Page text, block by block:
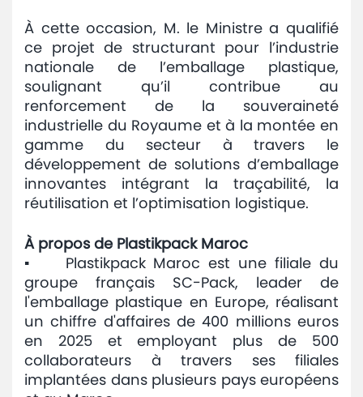
À cette occasion, M. le Ministre a qualifié
ce projet de structurant pour l’industrie
nationale de l’emballage plastique,
soulignant qu’il contribue au
renforcement de la souveraineté
industrielle du Royaume et à la montée en
gamme du secteur à travers le
développement de solutions d’emballage
innovantes intégrant la traçabilité, la
réutilisation et l’optimisation logistique.
À propos de Plastikpack Maroc
▪ Plastikpack Maroc est une filiale du
groupe français SC-Pack, leader de
l'emballage plastique en Europe, réalisant
un chiffre d'affaires de 400 millions euros
en 2025 et employant plus de 500
collaborateurs à travers ses filiales
implantées dans plusieurs pays européens